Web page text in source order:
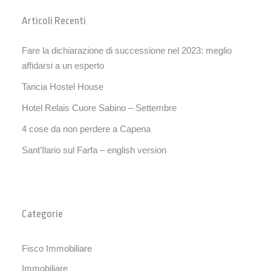
Articoli Recenti
Fare la dichiarazione di successione nel 2023: meglio
affidarsi a un esperto
Tancia Hostel House
Hotel Relais Cuore Sabino – Settembre
4 cose da non perdere a Capena
Sant’Ilario sul Farfa – english version
Categorie
Fisco Immobiliare
Immobiliare